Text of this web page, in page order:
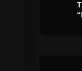
“R.I.P”